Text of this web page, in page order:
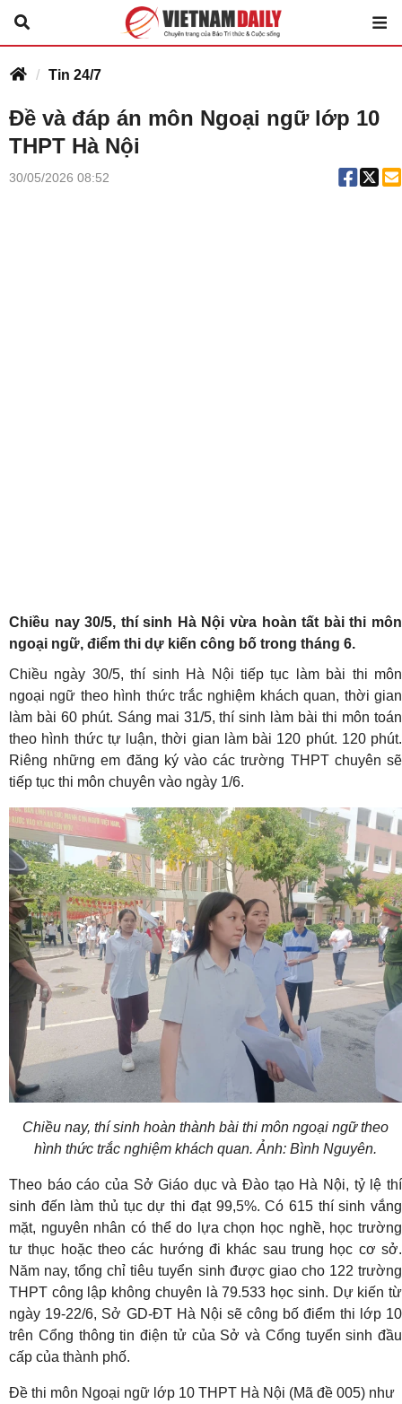
Tin 24/7
Đề và đáp án môn Ngoại ngữ lớp 10
THPT Hà Nội
30/05/2026 08:52
Chiều nay 30/5, thí sinh Hà Nội vừa hoàn tất bài thi môn
ngoại ngữ, điểm thi dự kiến công bố trong tháng 6.
Chiều ngày 30/5, thí sinh Hà Nội tiếp tục làm bài thi môn
ngoại ngữ theo hình thức trắc nghiệm khách quan, thời gian
làm bài 60 phút. Sáng mai 31/5, thí sinh làm bài thi môn toán
theo hình thức tự luận, thời gian làm bài 120 phút. 120 phút.
Riêng những em đăng ký vào các trường THPT chuyên sẽ
tiếp tục thi môn chuyên vào ngày 1/6.
Chiều nay, thí sinh hoàn thành bài thi môn ngoại ngữ theo
hình thức trắc nghiệm khách quan. Ảnh: Bình Nguyên.
Theo báo cáo của Sở Giáo dục và Đào tạo Hà Nội, tỷ lệ thí
sinh đến làm thủ tục dự thi đạt 99,5%. Có 615 thí sinh vắng
mặt, nguyên nhân có thể do lựa chọn học nghề, học trường
tư thục hoặc theo các hướng đi khác sau trung học cơ sở.
Năm nay, tổng chỉ tiêu tuyển sinh được giao cho 122 trường
THPT công lập không chuyên là 79.533 học sinh. Dự kiến từ
ngày 19-22/6, Sở GD-ĐT Hà Nội sẽ công bố điểm thi lớp 10
trên Cổng thông tin điện tử của Sở và Cổng tuyển sinh đầu
cấp của thành phố.
Đề thi môn Ngoại ngữ lớp 10 THPT Hà Nội (Mã đề 005) như